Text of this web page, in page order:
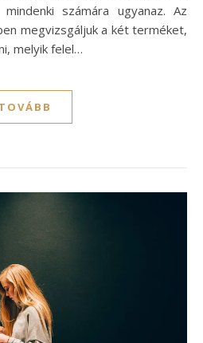
számára ugyanaz. Az
megvizsgáljuk a két terméket,
melyik felel…
TOVÁBB